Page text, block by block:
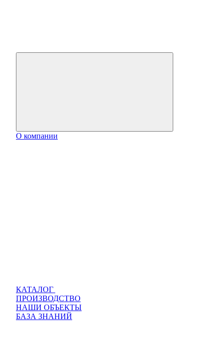
О компании
КАТАЛОГ
ПРОИЗВОДСТВО
НАШИ ОБЪЕКТЫ
БАЗА ЗНАНИЙ